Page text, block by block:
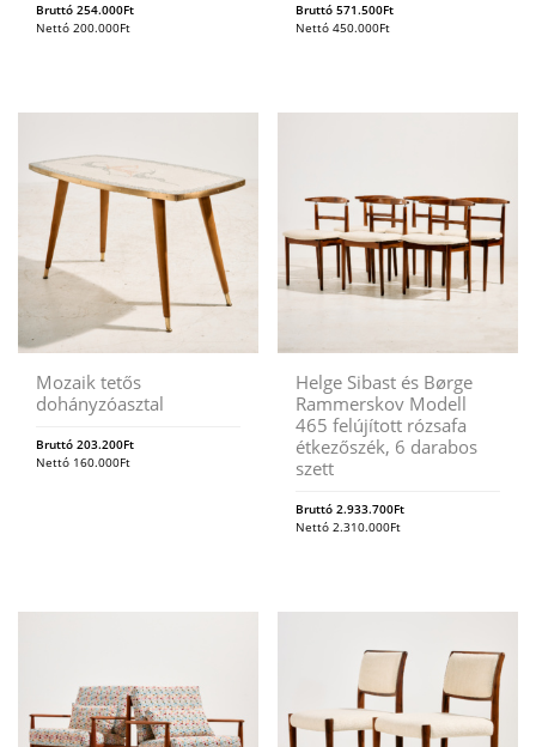
Bruttó 254.000Ft
Nettó 200.000Ft
Bruttó571.500Ft
Nettó450.000Ft
Mozaik tetős
dohányzóasztal
Bruttó 203.200Ft
Nettó 160.000Ft
Helge Sibast és Børge
Rammerskov Modell
465 felújított rózsafa
étkezőszék, 6 darabos
szett
Bruttó2.933.700Ft
Nettó2.310.000Ft